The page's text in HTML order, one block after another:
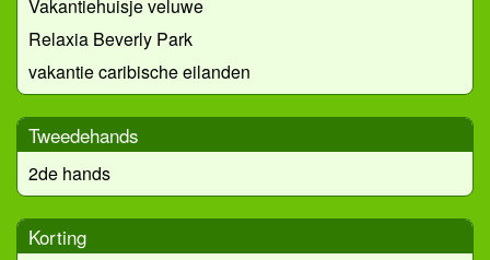
Vakantiehuisje veluwe
Relaxia Beverly Park
vakantie caribische eilanden
Tweedehands
2de hands
Korting